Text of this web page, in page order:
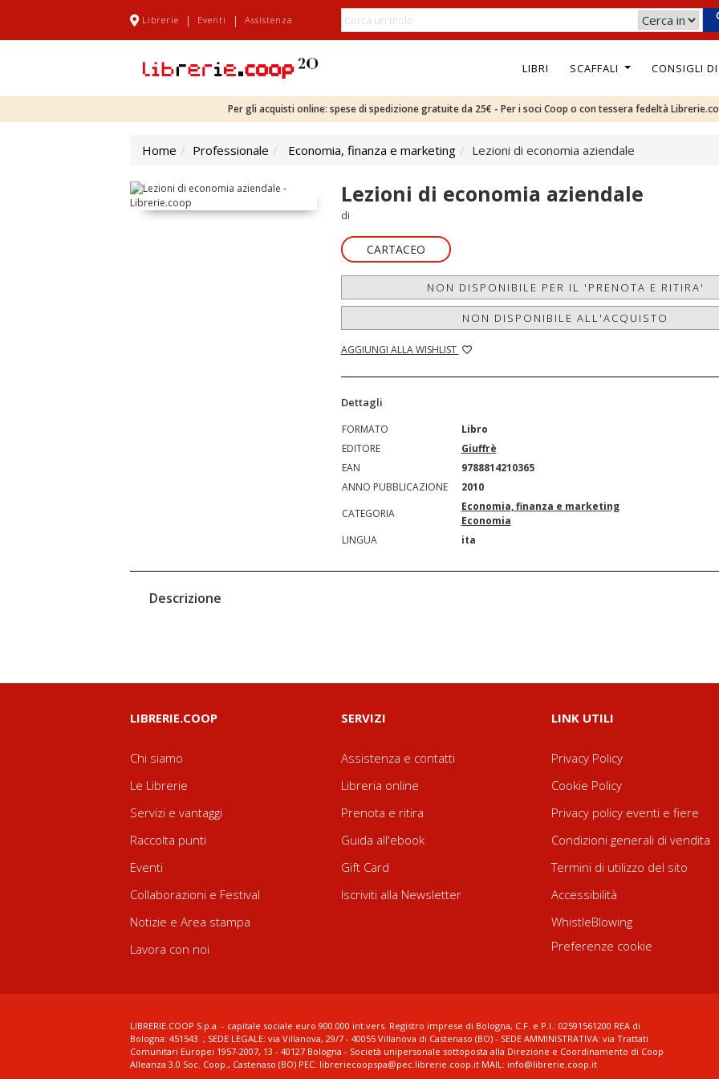
Librerie | Eventi | Assistenza
LIBRI SCAFFALI CONSIGLI
Per gli acquisti online: spese di spedizione gratuite da 25€ - Per i soci Coop o con tessera fedeltà
Home Professionale Economia, finanza e marketing Lezioni di economia aziendale
Lezioni di economia aziendale
di
CARTACEO
NON DISPONIBILE PER IL 'PRENOTA E RITIRA'
NON DISPONIBILE ALL'ACQUISTO
AGGIUNGI ALLA WISHLIST
Dettagli
FORMATO
Libro
EDITORE
Giuffrè
EAN
9788814210365
ANNO PUBBLICAZIONE
2010
CATEGORIA
Economia, finanza e marketing
Economia
LINGUA
ita
Descrizione
LIBRERIE.COOP
Chi siamo
Le Librerie
Servizi e vantaggi
Raccolta punti
Eventi
Collaborazioni e Festival
Notizie e Area stampa
Lavora con noi
SERVIZI
Assistenza e contatti
Libreria online
Prenota e ritira
Guida all'ebook
Gift Card
Iscriviti alla Newsletter
LINK UTILI
Privacy Policy
Cookie Policy
Privacy policy eventi e fiere
Condizioni generali di vendita
Termini di utilizzo del sito
Accessibilità
WhistleBlowing
Preferenze cookie
LIBRERIE.COOP S.p.a. - capitale sociale euro 900.000 int.vers. Registro imprese di Bologna, C.F. e P.I.: 02591561200 REA di
Bologna: 451543 ; SEDE LEGALE: via Villanova, 29/7 - 40055 Villanova di Castenaso (BO) - SEDE AMMINISTRATIVA: via Trattati
Comunitari Europei 1957-2007, 13 - 40127 Bologna - Società unipersonale sottoposta alla Direzione e Coordinamento di Coop
Alleanza 3.0 Soc. Coop., Castenaso (BO) PEC: libreriecoopspa@pec.librerie.coop.it MAIL: info@librerie.coop.it